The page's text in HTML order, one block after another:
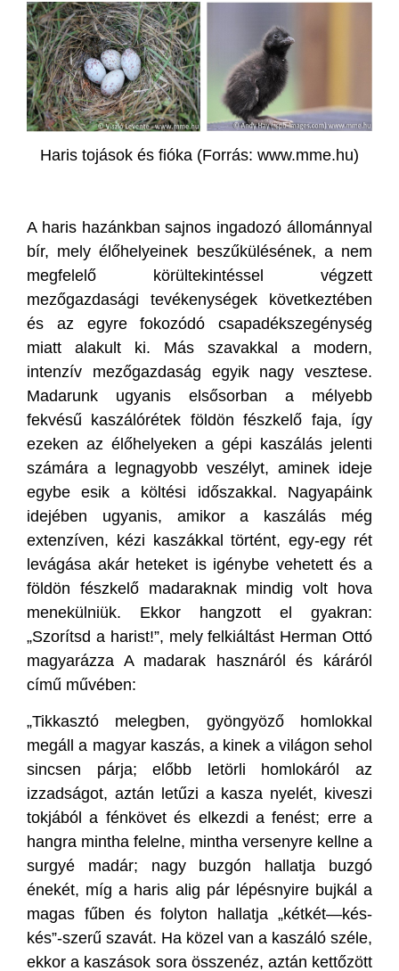
Haris tojások és fióka (Forrás: www.mme.hu)
A haris hazánkban sajnos ingadozó állománnyal
bír, mely élőhelyeinek beszűkülésének, a nem
megfelelő körültekintéssel végzett
mezőgazdasági tevékenységek következtében
és az egyre fokozódó csapadékszegénység
miatt alakult ki. Más szavakkal a modern,
intenzív mezőgazdaság egyik nagy vesztese.
Madarunk ugyanis elsősorban a mélyebb
fekvésű kaszálórétek földön fészkelő faja, így
ezeken az élőhelyeken a gépi kaszálás jelenti
számára a legnagyobb veszélyt, aminek ideje
egybe esik a költési időszakkal. Nagyapáink
idejében ugyanis, amikor a kaszálás még
extenzíven, kézi kaszákkal történt, egy-egy rét
levágása akár heteket is igénybe vehetett és a
földön fészkelő madaraknak mindig volt hova
menekülniük. Ekkor hangzott el gyakran:
„Szorítsd a harist!”, mely felkiáltást Herman Ottó
magyarázza A madarak hasznáról és káráról
című művében:
„Tikkasztó melegben, gyöngyöző homlokkal
megáll a magyar kaszás, a kinek a világon sehol
sincsen párja; előbb letörli homlokáról az
izzadságot, aztán letűzi a kasza nyelét, kiveszi
tokjából a fénkövet és elkezdi a fenést; erre a
hangra mintha felelne, mintha versenyre kellne a
surgyé madár; nagy buzgón hallatja buzgó
énekét, míg a haris alig pár lépésnyire bujkál a
magas fűben és folyton hallatja „kétkét—kés-
kés”-szerű szavát. Ha közel van a kaszáló széle,
ekkor a kaszások sora összenéz, aztán kettőzött